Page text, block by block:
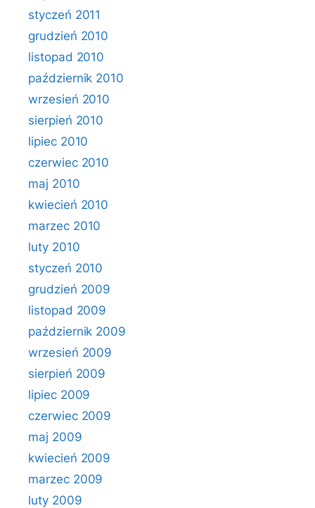
styczeń 2011
grudzień 2010
listopad 2010
październik 2010
wrzesień 2010
sierpień 2010
lipiec 2010
czerwiec 2010
maj 2010
kwiecień 2010
marzec 2010
luty 2010
styczeń 2010
grudzień 2009
listopad 2009
październik 2009
wrzesień 2009
sierpień 2009
lipiec 2009
czerwiec 2009
maj 2009
kwiecień 2009
marzec 2009
luty 2009